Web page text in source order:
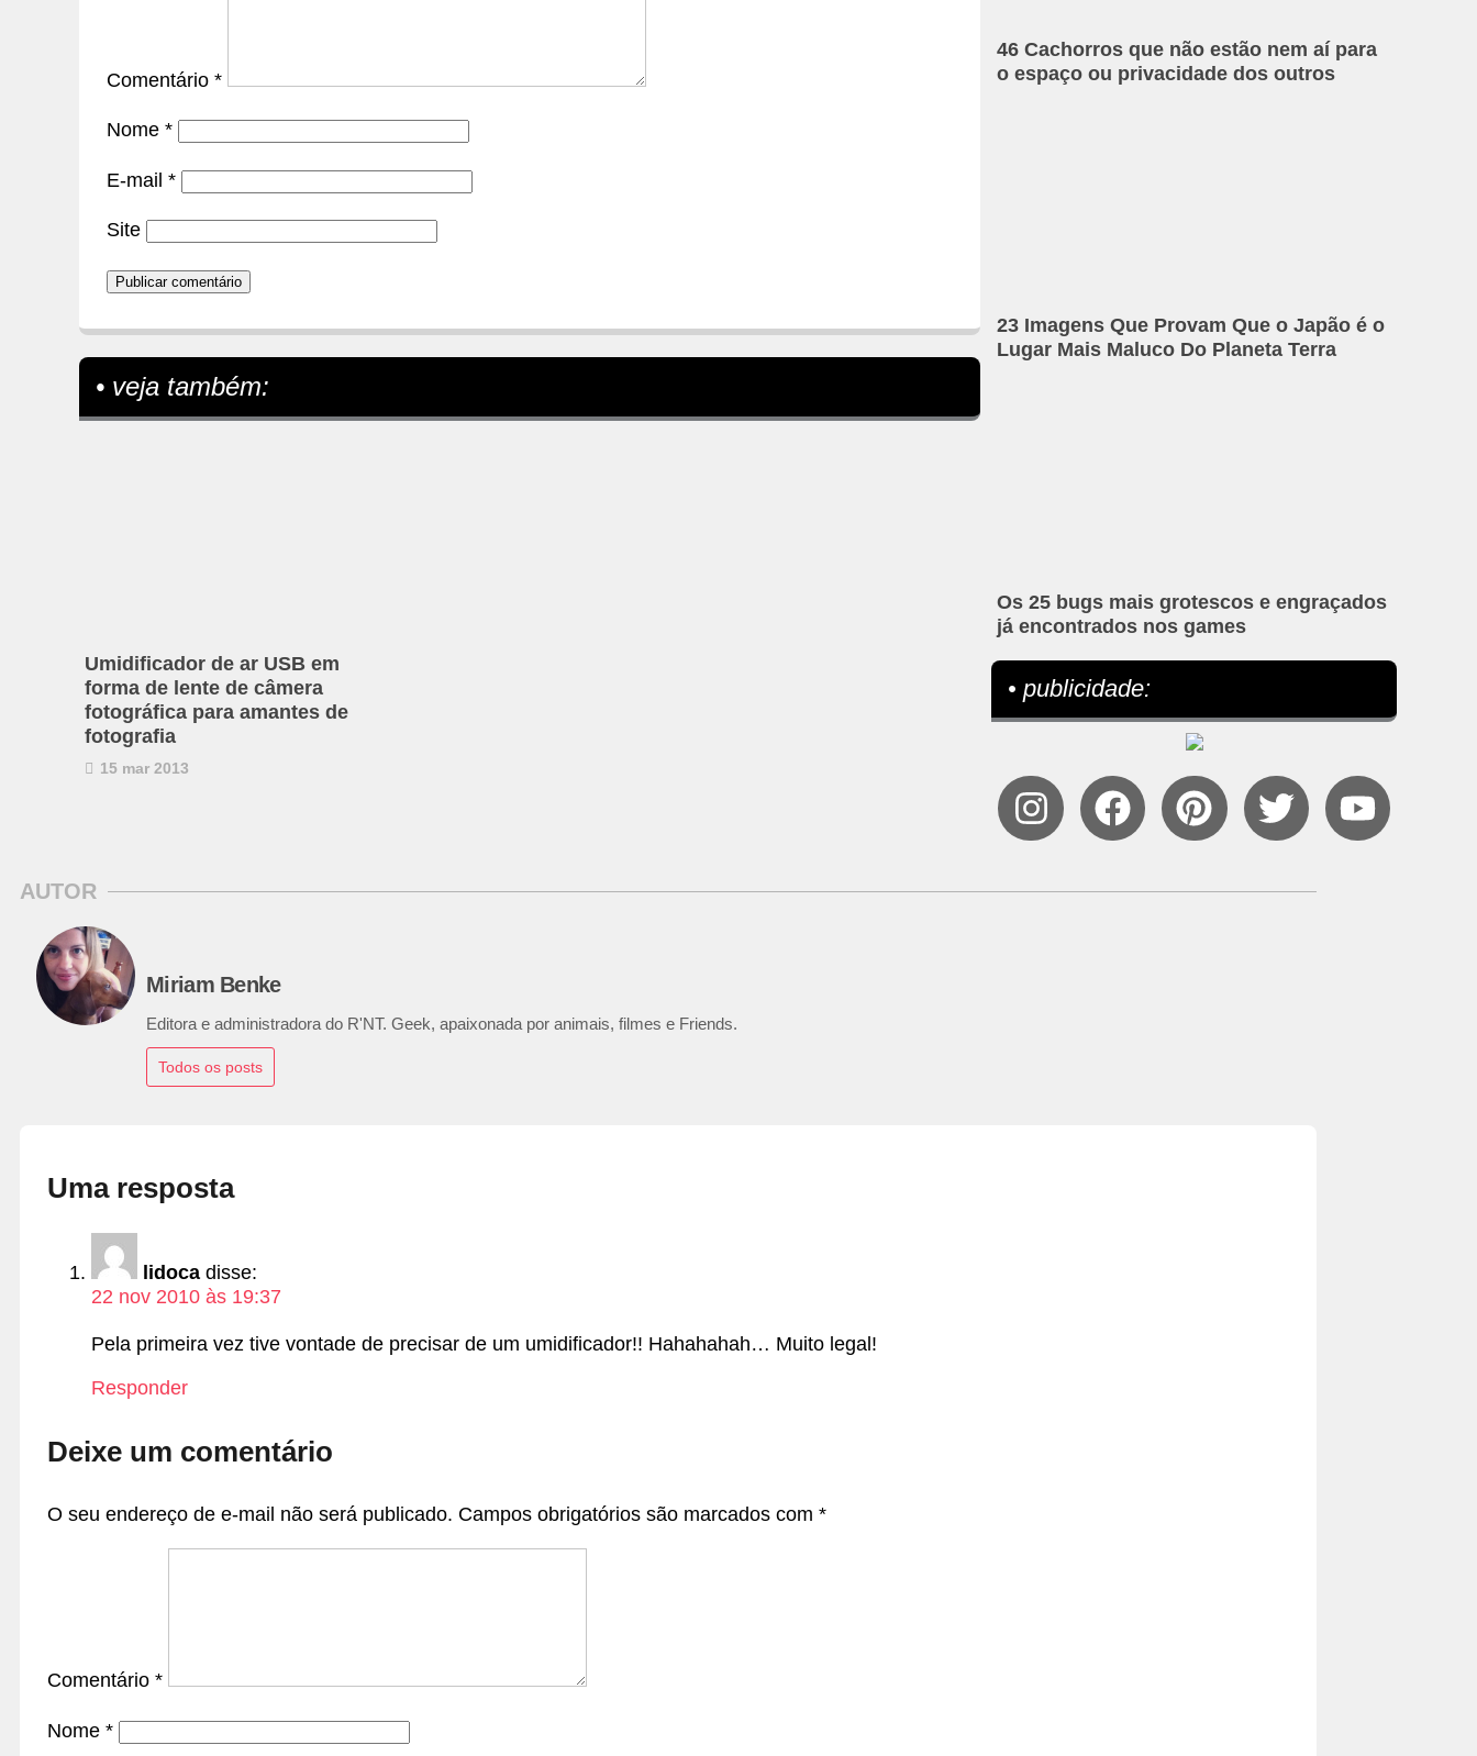
Comentário *
Nome *
E-mail *
Site
• veja também:
Umidificador de ar USB em
forma de lente de câmera
fotográfica para amantes de
fotografia
15 mar 2013
46 Cachorros que não estão nem aí para
o espaço ou privacidade dos outros
23 Imagens Que Provam Que o Japão é o
Lugar Mais Maluco Do Planeta Terra
Os 25 bugs mais grotescos e engraçados
já encontrados nos games
• publicidade:
AUTOR
Miriam Benke
Editora e administradora do R'NT. Geek, apaixonada por animais, filmes e Friends.
Todos os posts
Uma resposta
lidoca disse:
22 nov 2010 às 19:37
Pela primeira vez tive vontade de precisar de um umidificador!! Hahahahah… Muito legal!
Responder
Deixe um comentário
O seu endereço de e-mail não será publicado. Campos obrigatórios são marcados com *
Comentário *
Nome *